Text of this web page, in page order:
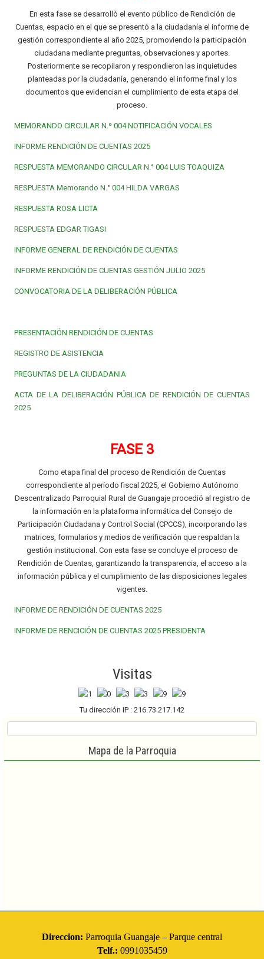
En esta fase se desarrolló el evento público de Rendición de
Cuentas, espacio en el que se presentó a la ciudadanía el informe de
gestión correspondiente al año 2025, promoviendo la participación
ciudadana mediante preguntas, observaciones y aportes.
Posteriormente se recopilaron y respondieron las inquietudes
planteadas por la ciudadanía, generando el informe final y los
documentos que evidencian el cumplimiento de esta etapa del
proceso.
MEMORANDO CIRCULAR N.º 004 NOTIFICACIÓN VOCALES
INFORME RENDICIÓN DE CUENTAS 2025
RESPUESTA MEMORANDO CIRCULAR N.° 004 LUIS TOAQUIZA
RESPUESTA Memorando N.° 004 HILDA VARGAS
RESPUESTA ROSA LICTA
RESPUESTA EDGAR TIGASI
INFORME GENERAL DE RENDICIÓN DE CUENTAS
INFORME RENDICIÓN DE CUENTAS GESTIÓN JULIO 2025
CONVOCATORIA DE LA DELIBERACIÓN PÚBLICA
PRESENTACIÓN RENDICIÓN DE CUENTAS
REGISTRO DE ASISTENCIA
PREGUNTAS DE LA CIUDADANIA
ACTA DE LA DELIBERACIÓN PÚBLICA DE RENDICIÓN DE CUENTAS
2025
FASE 3
Como etapa final del proceso de Rendición de Cuentas
correspondiente al período fiscal 2025, el Gobierno Autónomo
Descentralizado Parroquial Rural de Guangaje procedió al registro de
la información en la plataforma informática del Consejo de
Participación Ciudadana y Control Social (CPCCS), incorporando las
matrices, formularios y medios de verificación que respaldan la
gestión institucional. Con esta fase se concluye el proceso de
Rendición de Cuentas, garantizando la transparencia, el acceso a la
información pública y el cumplimiento de las disposiciones legales
vigentes.
INFORME DE RENDICIÓN DE CUENTAS 2025
INFORME DE RENCICIÓN DE CUENTAS 2025 PRESIDENTA
Visitas
Tu dirección IP : 216.73.217.142
Mapa de la Parroquia
Direccion: Parroquia Guangaje – Parque central
Telf.: 0991035459